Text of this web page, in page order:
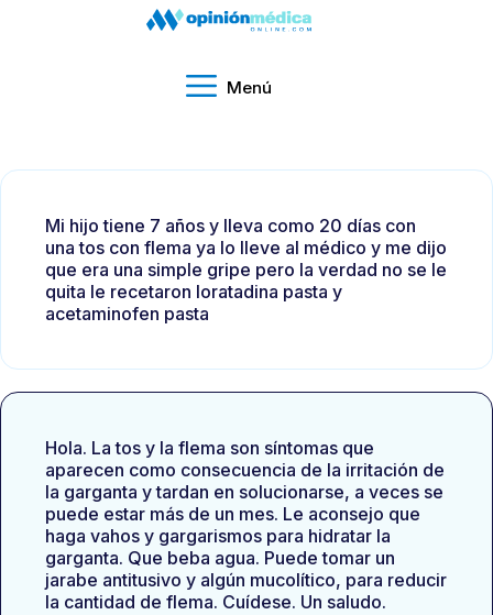
Menú
Mi hijo tiene 7 años y lleva como 20 días con
una tos con flema ya lo lleve al médico y me dijo
que era una simple gripe pero la verdad no se le
quita le recetaron loratadina pasta y
acetaminofen pasta
Hola. La tos y la flema son síntomas que
aparecen como consecuencia de la irritación de
la garganta y tardan en solucionarse, a veces se
puede estar más de un mes. Le aconsejo que
haga vahos y gargarismos para hidratar la
garganta. Que beba agua. Puede tomar un
jarabe antitusivo y algún mucolítico, para reducir
la cantidad de flema. Cuídese. Un saludo.